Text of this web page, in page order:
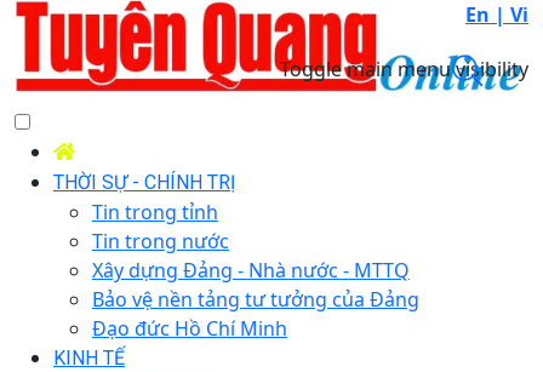
En | Vi
Toggle main menu visibility
THỜI SỰ - CHÍNH TRỊ
Tin trong tỉnh
Tin trong nước
Xây dựng Đảng - Nhà nước - MTTQ
Bảo vệ nền tảng tư tưởng của Đảng
Đạo đức Hồ Chí Minh
KINH TẾ